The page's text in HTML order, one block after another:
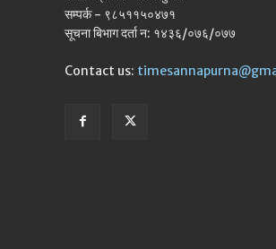
सम्पर्क - ९८५११५०४७१
सूचना बिभाग दर्ता न: १४३६/०७६/०७७
Contact us: